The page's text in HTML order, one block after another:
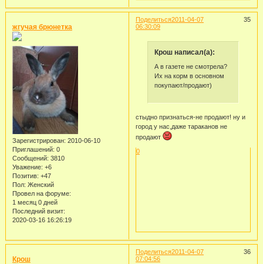
Поделиться 35
2011-04-07
06:30:09
жгучая брюнетка
Зарегистрирован: 2010-06-10
Приглашений: 0
Сообщений: 3810
Уважение: +6
Позитив: +47
Пол: Женский
Провел на форуме:
1 месяц 0 дней
Последний визит:
2020-03-16 16:26:19
Крош написал(а):
А в газете не смотрела?
Их на корм в основном
покупают/продают)
стыдно признаться-не продают! ну и
город у нас,даже тараканов не
продают
0
Поделиться 36
2011-04-07
07:04:56
Крош